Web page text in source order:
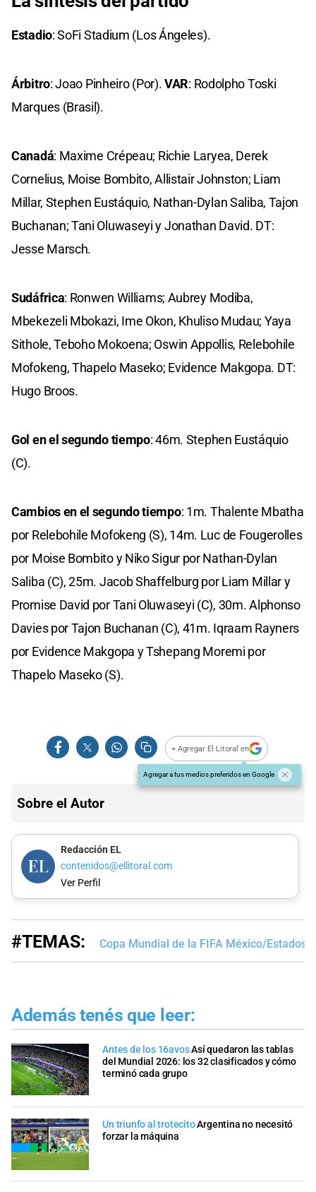
Estadio: SoFi Stadium (Los Ángeles).
Árbitro: Joao Pinheiro (Por).VAR: Rodolpho Toski
Marques (Brasil).
Canadá: Maxime Crépeau; Richie Laryea, Derek
Cornelius, Moise Bombito, Allistair Johnston; Liam
Millar, Stephen Eustáquio, Nathan-Dylan Saliba, Tajon
Buchanan; Tani Oluwaseyi y Jonathan David. DT:
Jesse Marsch.
Sudáfrica: Ronwen Williams; Aubrey Modiba,
Mbekezeli Mbokazi, Ime Okon, Khuliso Mudau; Yaya
Sithole, Teboho Mokoena; Oswin Appollis, Relebohile
Mofokeng, Thapelo Maseko; Evidence Makgopa. DT:
Hugo Broos.
Gol en el segundo tiempo: 46m. Stephen Eustáquio
(C).
Cambios en el segundo tiempo: 1m. Thalente Mbatha
por Relebohile Mofokeng (S), 14m. Luc de Fougerolles
por Moise Bombito y Niko Sigur por Nathan-Dylan
Saliba (C), 25m. Jacob Shaffelburg por Liam Millar y
Promise David por Tani Oluwaseyi (C), 30m. Alphonso
Davies por Tajon Buchanan (C), 41m. Iqraam Rayners
por Evidence Makgopa y Tshepang Moremi por
Thapelo Maseko (S).
+ Agregar El Litoral en
Agregar a tus medios preferidos en Google
Sobre el Autor
Redacción EL
contenidos@ellitoral.com
Ver Perfil
#TEMAS: Copa Mundial de la FIFA México/Estados
Además tenés que leer:
Antes de los 16avosAsí quedaron las tablas
del Mundial 2026: los 32 clasificados y cómo
terminó cada grupo
Un triunfo al trotecitoArgentina no necesitó
forzar la máquina